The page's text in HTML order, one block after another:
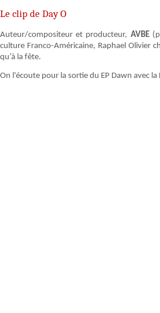
Le clip de Day O
Auteur/compositeur et producteur, AVBE
culture Franco-Américaine, Raphael Olivier
qu’à la fête.
On l'écoute pour la sortie du EP Dawn avec la